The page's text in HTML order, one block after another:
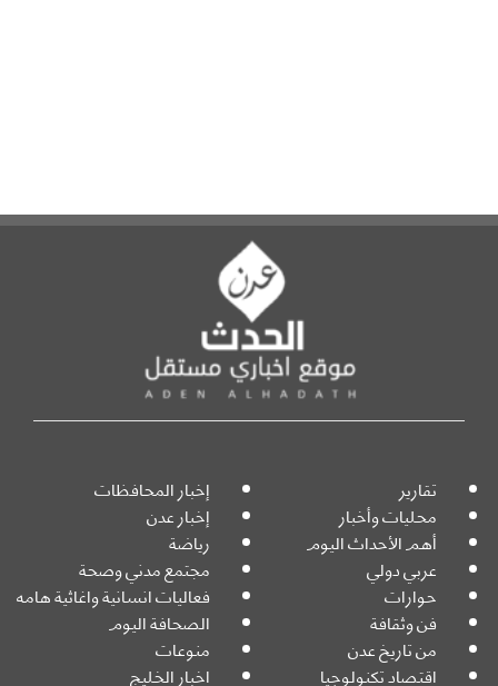
تقارير إخبار المحافظات
محليات وأخبار إخبار عدن
أهم الأحداث اليوم رياضة
عربي دولي مجتمع مدني وصحة
حوارات فعاليات انسانية واغاثية هامه
فن وثقافة الصحافة اليوم
من تاريخ عدن منوعات
اقتصاد تكنولوجيا اخبار الخليج